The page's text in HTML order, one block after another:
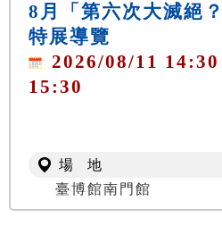
8月「第六次大滅絕
特展導覽
2026/08/11
15:30
場 地
臺博館南門館